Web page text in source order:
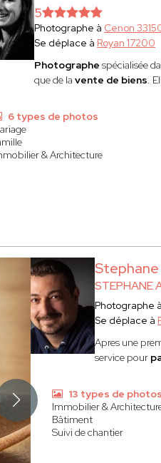
5
Photographe à Cenon
Se déplace à Royan 17200
Photographe spécialisée
que de lavente de biens.
6 types de photos
& Architecture
Stephane
STEPHANE
Photographe à
Se déplace à
Apres une
service pour
13 types de photos
Immobilier &
Bâtiment
Suivi de chantier